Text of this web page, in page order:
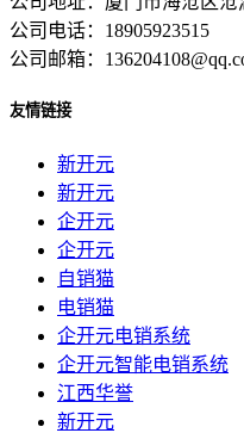
公司电话：18905923515
公司邮箱：
友情链接
新开元
新开元
企开元
企开元
自销猫
电销猫
企开元电销系统
企开元智能电销系统
江西华誉
新开元